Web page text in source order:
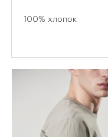
100% хлопок